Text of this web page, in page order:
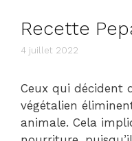
Recette
4 juillet 2022
Ceux qui décident
végétalien
animale. Cela